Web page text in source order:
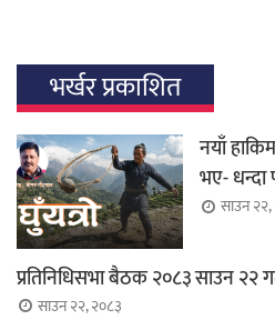
भर्खर प्रकाशित
नयाँ
भए- धन्दा
साउन
प्रतिनिधिसभा बैठक २०८३ साउन २२
साउन २२, २०८३